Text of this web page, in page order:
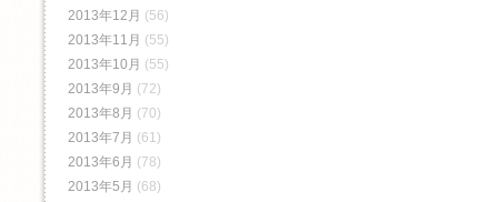
2013年12月 (56)
2013年11月 (55)
2013年10月 (55)
2013年9月 (72)
2013年8月 (70)
2013年7月 (61)
2013年6月 (78)
2013年5月 (68)